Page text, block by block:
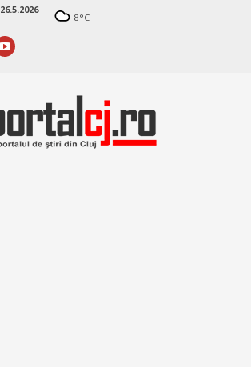
26.5.2026
8°C